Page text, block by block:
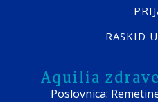
RASKID
Aquilia
Poslovnica: